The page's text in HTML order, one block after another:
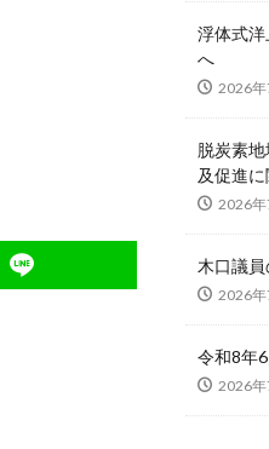
浮体式
へ
2026年
脱炭素
及促進
2026年
木口議
2026年
令和8年
2026年